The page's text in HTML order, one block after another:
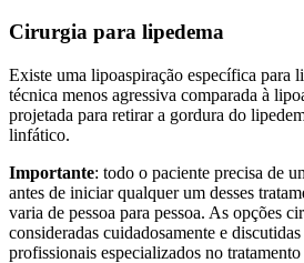
Cirurgia para lipedema
Existe uma lipoaspiração específica para
técnica menos agressiva comparada à
projetada para retirar a gordura do
linfático.
Importante: todo o paciente precisa de
antes de iniciar qualquer um desses
varia de pessoa para pessoa. As opções
consideradas cuidadosamente e
profissionais especializados no